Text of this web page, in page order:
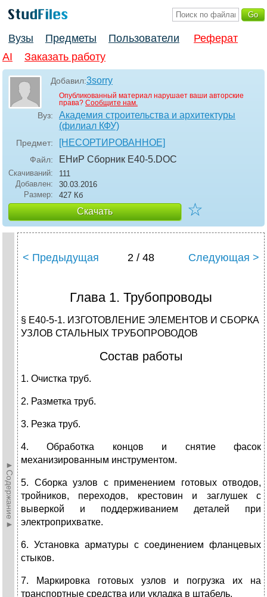
Вузы Предметы Пользователи
Реферат
AI
Заказать работу
Добавил:3sorry
Опубликованный материал нарушает ваши авторские
права? Сообщите нам.
Вуз:
Академия строительства и архитектуры
(филиал КФУ)
Предмет: [НЕСОРТИРОВАННОЕ]
Файл: ЕНиР Сборник Е40-5.DOC
Скачиваний:
111
Добавлен:
30.03.2016
Размер:
427 Кб
Скачать ☆
►Содержание►
< Предыдущая 2 / 48 Следующая >
Глава 1. Трубопроводы
§ Е40-5-1. ИЗГОТОВЛЕНИЕ ЭЛЕМЕНТОВ И СБОРКА
УЗЛОВ СТАЛЬНЫХ ТРУБОПРОВОДОВ
Состав работы
1. Очистка труб.
2. Разметка труб.
3. Резка труб.
4. Обработка концов и снятие фасок
механизированным инструментом.
5. Сборка узлов с применением готовых отводов,
тройников, переходов, крестовин и заглушек с
выверкой и поддерживанием деталей при
электроприхватке.
6. Установка арматуры с соединением фланцевых
стыков.
7. Маркировка готовых узлов и погрузка их на
транспортные средства или укладка в штабель.